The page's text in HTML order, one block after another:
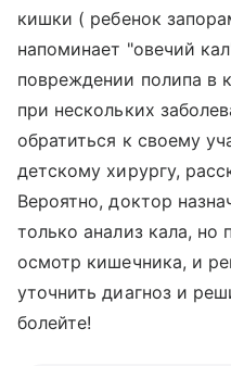
кишки ( ребенок
напоминает "овечий
повреждении полипа
при нескольких
обратиться к своему
детскому хирургу,
Вероятно, доктор
только анализ кала,
осмотр кишечника, и
уточнить диагноз и
болейте!